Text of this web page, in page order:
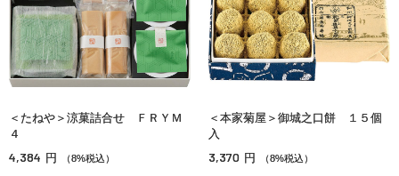
＜たねや＞涼菓詰合せ ＦＲＹＭ
４
4,384 円 （8%税込）
＜本家菊屋＞御城之口餅 １５個
入
3,370 円 （8%税込）